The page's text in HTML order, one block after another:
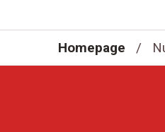
Homepage /